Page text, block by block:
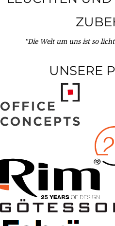
"Die Welt um uns ist so
UNSERE